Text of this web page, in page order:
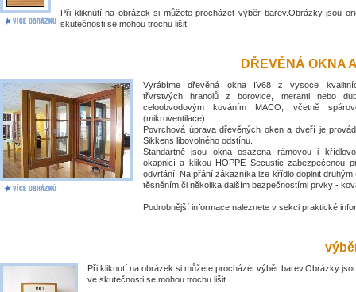
Při kliknutí na obrázek si můžete procházet výběr barev.Obrázky jsou
skutečnosti se mohou trochu lišit.
DŘEVĚNÁ OKNA
Vyrábíme dřevěná okna IV68 z vysoce
třvrstvých hranolů z borovice, meranti nebo
celoobvodovým kováním MACO, včetně
(mikroventilace).
Povrchová úprava dřevěných oken a dveří je
Sikkens libovolného odstínu.
Standartně jsou okna osazena rámovou i
okapnicí a klikou HOPPE Secustic zabezpečenou
odvrtání. Na přání zákazníka lze křídlo doplnit druhým
těsněním či několika dalším bezpečnostími prvky -
Podrobnější informace naleznete v sekci praktické
Při kliknutí na obrázek si můžete procházet výběr barev.Obrázky
ve skutečnosti se mohou trochu lišit.